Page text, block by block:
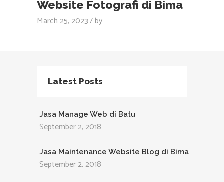
Website Fotografi di Bima
March 25, 2023 by
Latest Posts
Jasa Manage Web di Batu
September 2, 2018
Jasa Maintenance Website Blog di Bima
September 2, 2018